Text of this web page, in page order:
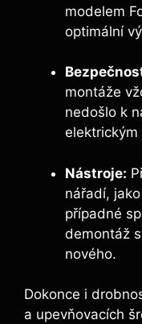
modelem
optimální
montáže
nedošlo k
elektrickým
Nástroje:
nářadí,
případné
demontáž
nového.
Dokonce i
a upevňovacích